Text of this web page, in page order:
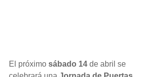
El próximo sábado 14 de abril se